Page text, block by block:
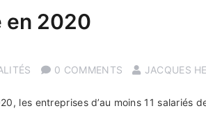
en 2020
0 COMMENTS JACQUES
les entreprises d’au moins 11 salariés